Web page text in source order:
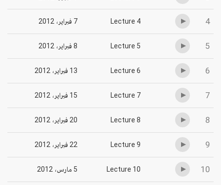
4
Lecture 4 7 فبراير، 2012
5
Lecture 5 8 فبراير، 2012
6
Lecture 6 13 فبراير، 2012
7
Lecture 7 15 فبراير، 2012
8
Lecture 8 20 فبراير، 2012
9
Lecture 9 22 فبراير، 2012
10
Lecture 10 5 مارس، 2012